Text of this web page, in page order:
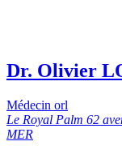
Dr. Olivier
Médecin orl
Le Royal Palm 62
MER